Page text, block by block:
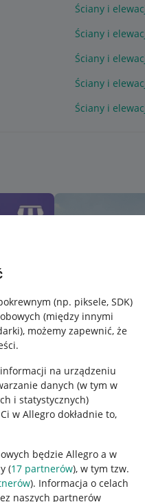
(np. piksele, SDK)
(między innymi
, możemy zapewnić, że
na urządzeniu
danych (w tym w
i statystycznych)
w Allegro dokładnie to,
będzie Allegro a w
(17 partnerów), w tym tzw.
). Informacja o celach
naszych partnerów
Ściany i
Ściany i
Ściany i
Ściany i
Ściany i
Regulamin
Polityka plików